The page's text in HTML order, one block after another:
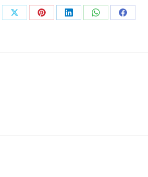
Djeco
PartagerPartagerPartagerPartagerPartager